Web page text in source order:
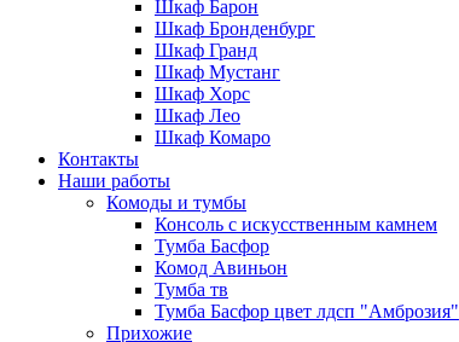
Шкаф Барон
Шкаф Бронденбург
Шкаф Гранд
Шкаф Мустанг
Шкаф Хорс
Шкаф Лео
Шкаф Комаро
Контакты
Наши работы
Комоды и тумбы
Консоль с искусственным камнем
Тумба Басфор
Комод Авиньон
Тумба тв
Тумба Басфор цвет лдсп "Амброзия"
Прихожие